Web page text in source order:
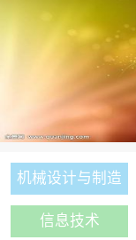
机械设计与制造
信息技术